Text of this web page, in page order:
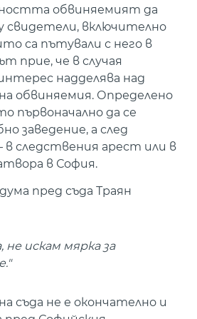
обвиняемият да
свидетели, включително
са пътували с него в
прие, че в случая
надделява над
обвиняемия. Определено
първоначално да се
заведение, а след
в следствения арест или в
в София.
пред съда Траян
не искам мярка за
съда не е окончателно и